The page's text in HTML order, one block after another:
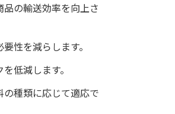
の輸送効率を向上さ
性を減らします。
低減します。
種類に応じて適応で